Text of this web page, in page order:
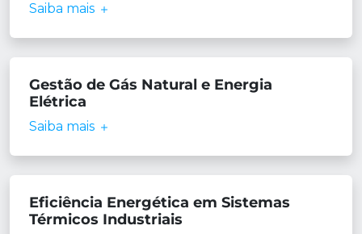
Saiba mais
Gestão de Gás Natural e Energia
Elétrica
Saiba mais
Eficiência Energética em Sistemas
Térmicos Industriais